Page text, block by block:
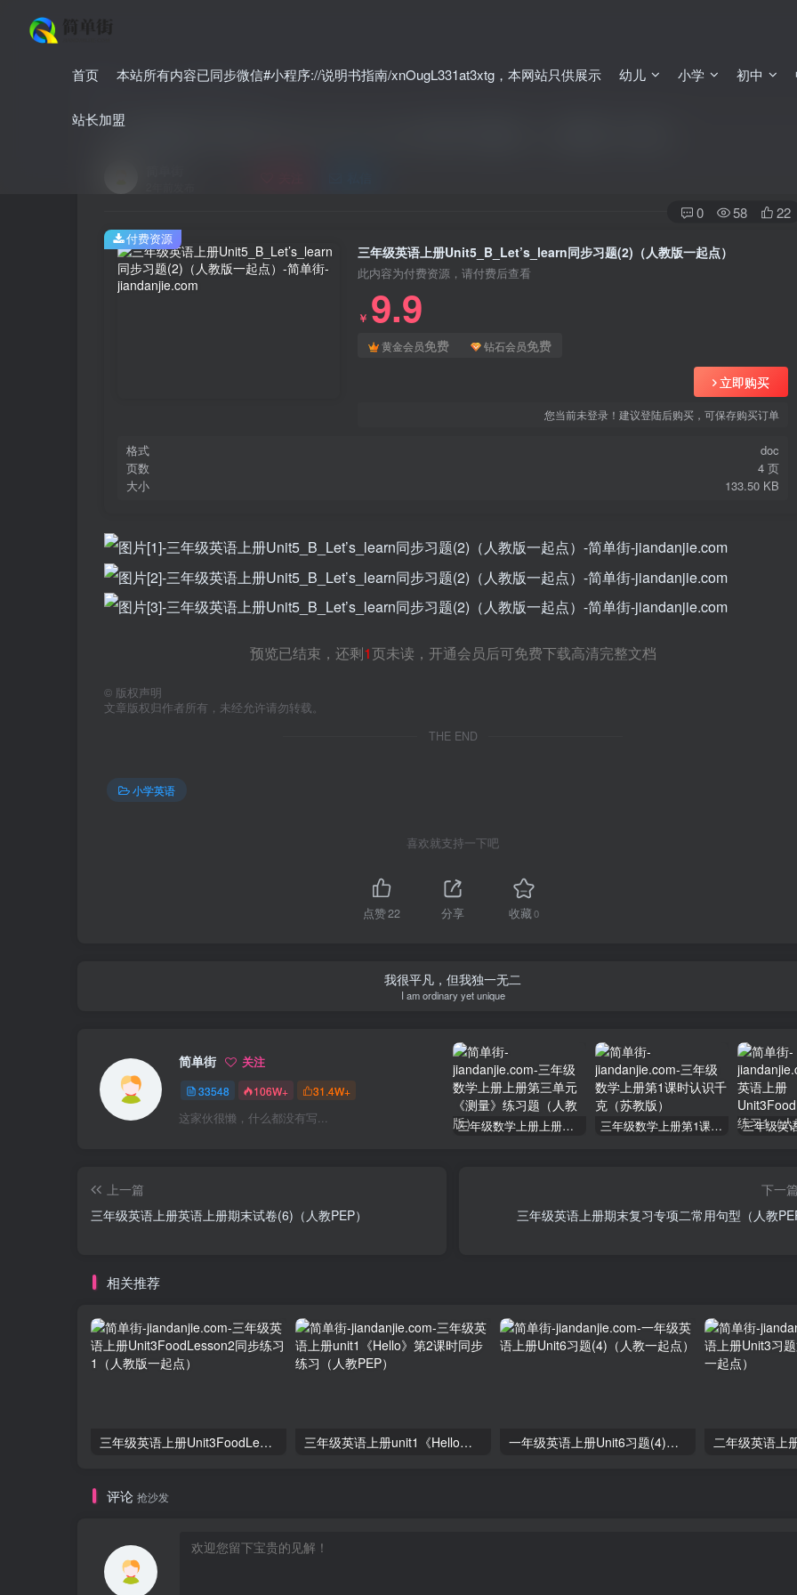
首页 本站所有内容已同步微信#小程序://说明书指南/xnOugL331at3xtg，本网站只供展示 幼儿 小学 初中
站长加盟
首页 小学 小学英语 正文
三年级英语上册Unit5_B_Let’s_learn同步习题(2)（人教版一起点）
0 58 22
三年级英语上册Unit5_B_Let’s_learn同步习题(2)（人教版一起点）
此内容为付费资源，请付费后查看
￥ 9.9
黄金会员免费 钻石会员免费
立即购买
您当前未登录！建议登陆后购买，可保存购买订单
格式
doc
页数
4 页
大小
133.50 KB
付费资源
预览已结束，还剩1页未读，开通会员后可免费下载高清完整文档
© 版权声明
文章版权归作者所有，未经允许请勿转载。
THE END
小学英语
喜欢就支持一下吧
点赞22 分享 收藏0
我很平凡，但我独一无二
I am ordinary yet unique
简单街 关注
33548 106W+ 31.4W+
这家伙很懒，什么都没有写... 三年级数学上册上册第三单元《测量》练习题（人教版） 三年级数学上册第1课时认识千克（苏教版）
上一篇
三年级英语上册英语上册期末试卷(6)（人教PEP）
下一篇
三年级英语上册期末复习专项二常用句型（人教
相关推荐
三年级英语上册Unit3FoodLesson2同步练习1（人教版一起点） 三年级英语上册unit1《Hello》第2课时同步练习（人教PEP） 一年级英语上册Unit6习题(4)（人教一起点）
评论 抢沙发